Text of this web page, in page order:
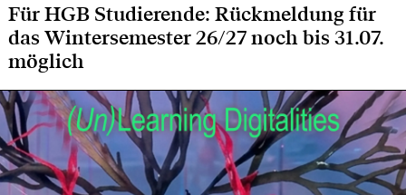
Für HGB Studierende: Rückmeldung für
das Wintersemester 26/27 noch bis 31.07.
möglich